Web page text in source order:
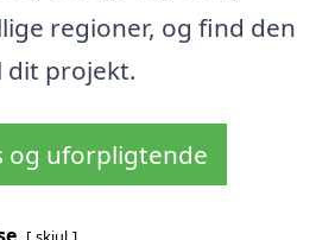
regioner, og find den
dit projekt.
og uforpligtende